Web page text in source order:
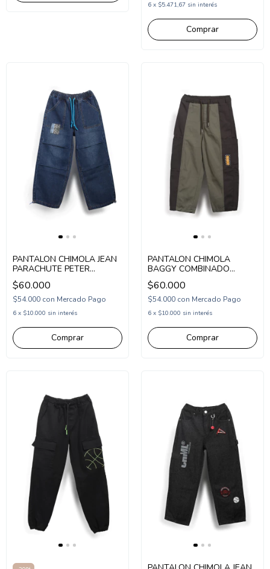
6 x $5.471,67 sin interés
Comprar
PANTALON CHIMOLA JEAN
PARACHUTE PETER
(CH26PAT48)
$60.000
$54.000 con Mercado Pago
6 x $10.000 sin interés
Comprar
PANTALON CHIMOLA
BAGGY COMBINADO
RELAX (CH26PAT46)
$60.000
$54.000 con Mercado Pago
6 x $10.000 sin interés
Comprar